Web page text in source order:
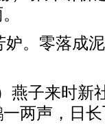
。零落成
燕子来时
一两声，日